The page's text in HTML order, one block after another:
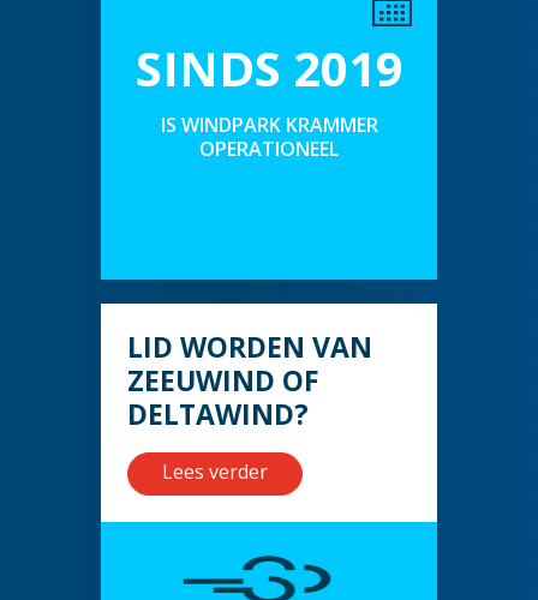
SINDS 2019
IS WINDPARK KRAMMER
OPERATIONEEL
LID WORDEN VAN
ZEEUWIND OF
DELTAWIND?
Lees verder